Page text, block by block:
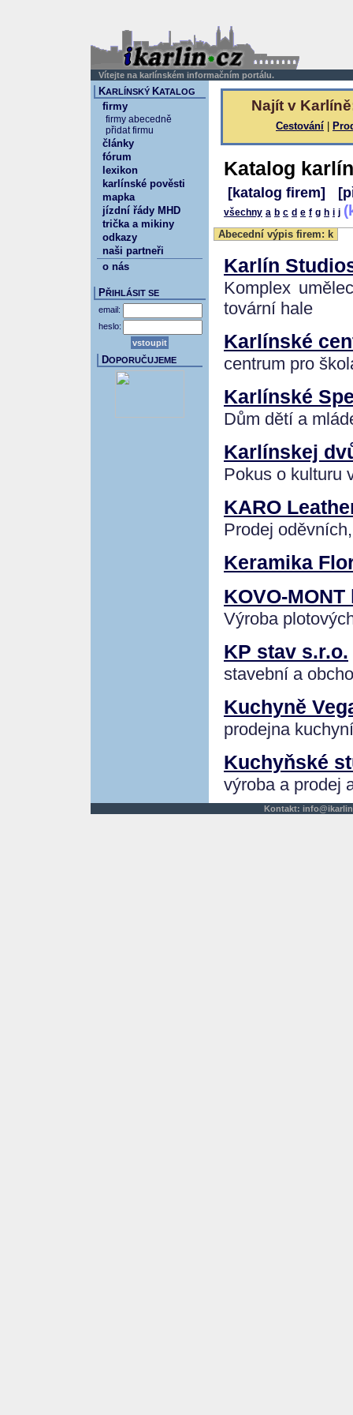
Vítejte na karlínském informačním portálu.
Najít v
Cestování
Katalog
[katalog firem]
všechny a b c d e f g h i j
Abecední výpis firem: k
Karlín
Komplex
tovární hale
Karlínské
centrum pro
Karlínské
Dům dětí a
Karlínskej
Pokus o kulturu
KARO
Prodej
Keramika
KOVO-
Výroba
KP stav s.r.o.
stavební a
Kuchyně
prodejna
Kuchyňské
výroba a prodej
KARLÍNSKÝ KATALOG
firmy
firmy abecedně
přidat firmu
články
fórum
lexikon
karlínské pověsti
mapka
jízdní řády MHD
trička a mikiny
odkazy
naši partneři
o nás
PŘIHLÁSIT SE
email:
heslo:
DOPORUČUJEME
Kontakt: